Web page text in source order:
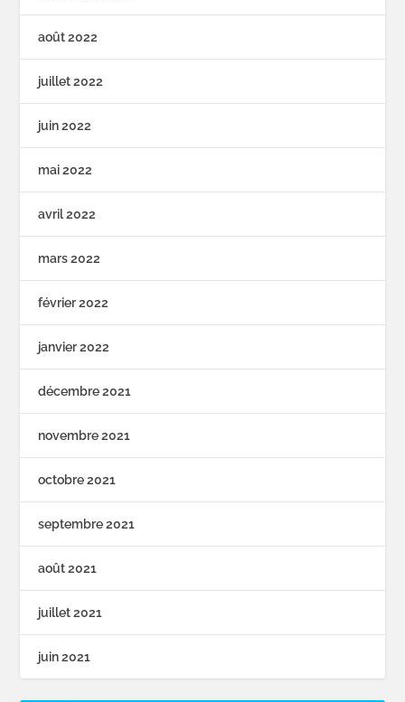
août 2022
juillet 2022
juin 2022
mai 2022
avril 2022
mars 2022
février 2022
janvier 2022
décembre 2021
novembre 2021
octobre 2021
septembre 2021
août 2021
juillet 2021
juin 2021